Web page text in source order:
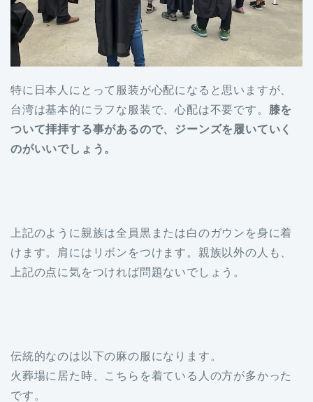
特に日本人にとって服装が心配になると思いますが、
台湾は基本的にラフな服装で、心配は不要です。 膝を
ついて拝拝する事があるので、ジーンズを履いていく
のがいいでしょう。
上記のように親族は全員黒または白のガウンを身に着
けます。肩にはリボンをつけます。親族以外の人も、
上記の点に気をつければ問題ないでしょう。
伝統的なのは以下の麻の服になります。
火葬場に居た時、こちらを着ている人の方が多かった
です。